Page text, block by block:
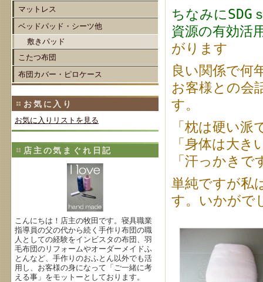
マットレス
ベッドパッド・シーツ他
敷きパッド
こたつ布団
布団カバー・ピロケース
お気に入り
お気に入りリストを見る
店主の気まぐれ日記
こんにちは！店主の牧田です。寝具職業
指導員の父の代から続く手作り布団の職
人としての経験をインビスタの布団、羽
毛布団のリフォームやオーダーメイドふ
とんなど、手作りのおふとん以外でも活
用し、お客様の身になって「ご一緒に考
える事」をモットーとしております。
ちなみにSDG
資源の有効活
がります
良い関係で何
お客様との会
す。
「枕は硬い
「身体は大
「汗っかき
単純ですが私
す。いかがで